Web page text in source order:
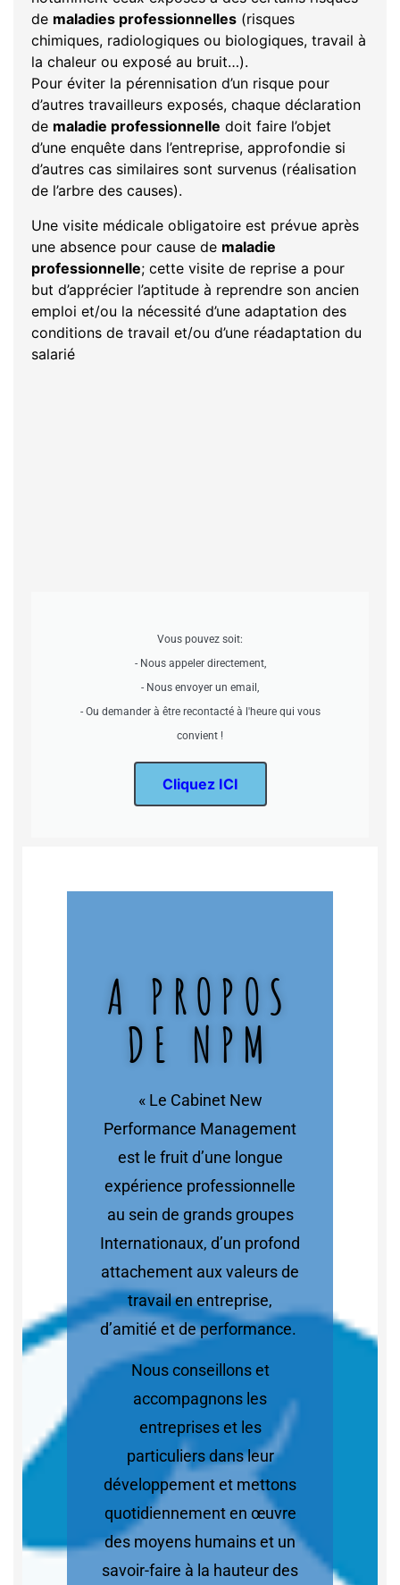
de maladies professionnelles (risques
chimiques, radiologiques ou biologiques, travail à
la chaleur ou exposé au bruit…).
Pour éviter la pérennisation d’un risque pour
d’autres travailleurs exposés, chaque déclaration
de maladie professionnelle doit faire l’objet
d’une enquête dans l’entreprise, approfondie si
d’autres cas similaires sont survenus (réalisation
de l’arbre des causes).
Une visite médicale obligatoire est prévue après
une absence pour cause de maladie
professionnelle; cette visite de reprise a pour
but d’apprécier l’aptitude à reprendre son ancien
emploi et/ou la nécessité d’une adaptation des
conditions de travail et/ou d’une réadaptation du
salarié
Vous pouvez soit:
- Nous appeler directement,
- Nous envoyer un email,
- Ou demander à être recontacté à l'heure qui vous
convient !
Cliquez ICI
A PROPOS
DE NPM
« Le Cabinet New
Performance Management
est le fruit d’une longue
expérience professionnelle
au sein de grands groupes
Internationaux, d’un profond
attachement aux valeurs de
travail en entreprise,
d’amitié et de performance.
Nous conseillons et
accompagnons les
entreprises et les
particuliers dans leur
développement et mettons
quotidiennement en œuvre
des moyens humains et un
savoir-faire à la hauteur des